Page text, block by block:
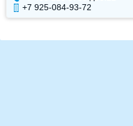
+7 925-084-93-71